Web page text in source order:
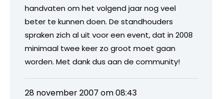
handvaten om het volgend jaar nog veel
beter te kunnen doen. De standhouders
spraken zich al uit voor een event, dat in 2008
minimaal twee keer zo groot moet gaan
worden. Met dank dus aan de community!
28 november 2007 om 08:43